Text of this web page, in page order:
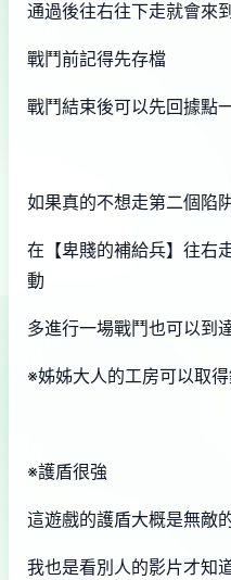
通過後往右往下走就會來
戰鬥前記得先存檔
戰鬥結束後可以先回據點
如果真的不想走第二個陷
在【卑賤的補給兵】往右
動
多進行一場戰鬥也可以到
※姊姊大人的工房可以取
※護盾很強
這遊戲的護盾大概是無敵
我也是看別人的影片才知